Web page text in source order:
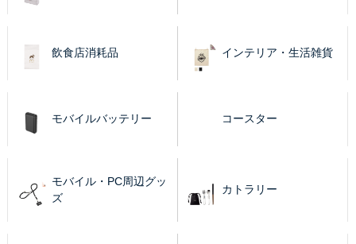
飲食店消耗品 インテリア・生活雑貨
モバイルバッテリー コースター
モバイル・PC周辺グッ
ズ
カトラリー